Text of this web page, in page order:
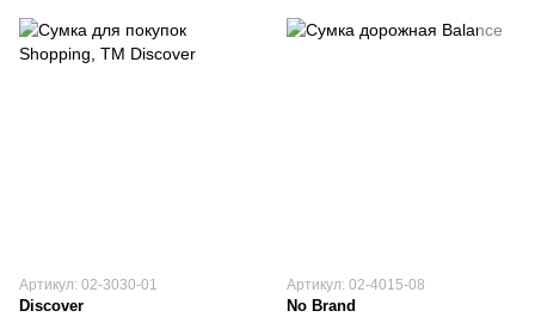
Артикул: 02-3030-01
Discover
Артикул: 02-4015-08
No Brand